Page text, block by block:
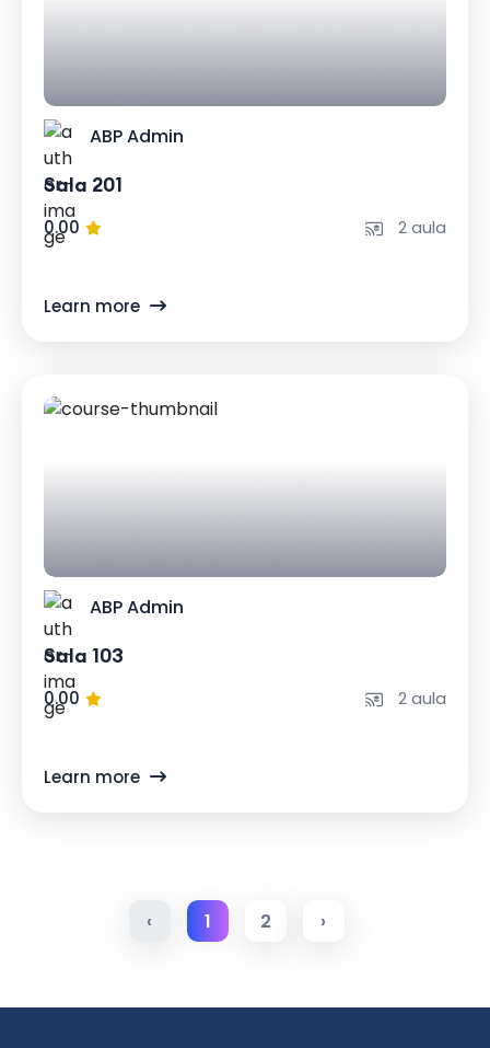
ABP Admin
Sala 201
0.00 2 aula
Learn more
ABP Admin
Sala 103
0.00 2 aula
Learn more
‹ 1 2 ›